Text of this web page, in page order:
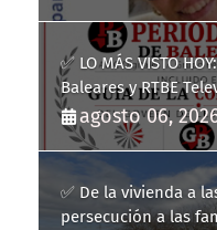
✅ LO MÁS VISTO
Baleares y RTBE
más de cinco años
Comunicación del
Balears
agosto 06,
✅ De la vivienda a
persecución a las